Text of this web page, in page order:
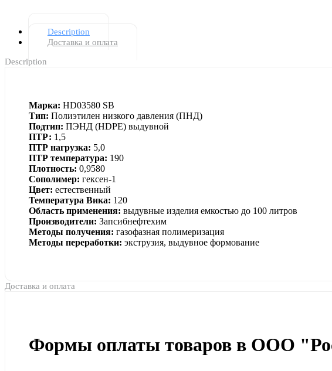
Description
Доставка и оплата
Description
Марка: HD03580 SB
Тип: Полиэтилен низкого давления (ПНД)
Подтип: ПЭНД (НDPE) выдувной
ПТР: 1,5
ПТР нагрузка: 5,0
ПТР температура: 190
Плотность: 0,9580
Сополимер: гексен-1
Цвет: естественный
Температура Вика: 120
Область применения: выдувные изделия емкостью до 100 литров
Производители: Запсибнефтехим
Методы получения: газофазная полимеризация
Методы переработки: экструзия, выдувное формование
Доставка и оплата
Формы оплаты товаров в ООО